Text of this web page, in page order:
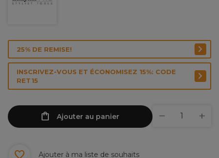
25% DE REMISE!
INSCRIVEZ-VOUS ET ÉCONOMISEZ 15%: CODE
RET15
Ajouter au panier
Ajouter à ma liste de souhaits